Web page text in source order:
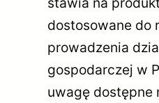
dostosowane do
prowadzenia
gospodarczej w
uwagę dostępne